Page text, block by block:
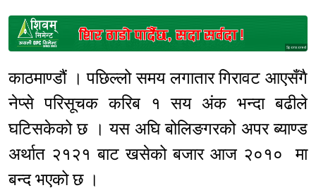
Sponsored
काठमाण्डौं । पछिल्लो समय लगातार गिरावट आएसँगै
नेप्से परिसूचक करिब १ सय अंक भन्दा बढीले
घटिसकेको छ । यस अघि बोलिङगरको अपर ब्याण्ड
अर्थात २१२१ बाट खसेको बजार आज २०१० मा
बन्द भएको छ ।